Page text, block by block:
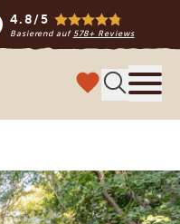
4.8/5
Basierend auf 578+ Reviews